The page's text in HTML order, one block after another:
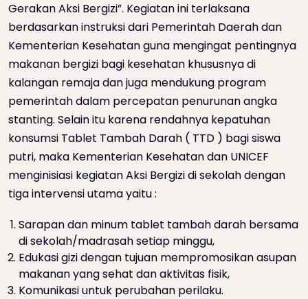
Gerakan Aksi Bergizi”. Kegiatan ini terlaksana
berdasarkan instruksi dari Pemerintah Daerah dan
Kementerian Kesehatan guna mengingat pentingnya
makanan bergizi bagi kesehatan khususnya di
kalangan remaja dan juga mendukung program
pemerintah dalam percepatan penurunan angka
stanting. Selain itu karena rendahnya kepatuhan
konsumsi Tablet Tambah Darah ( TTD ) bagi siswa
putri, maka Kementerian Kesehatan dan UNICEF
menginisiasi kegiatan Aksi Bergizi di sekolah dengan
tiga intervensi utama yaitu :
Sarapan dan minum tablet tambah darah bersama
di sekolah/madrasah setiap minggu,
Edukasi gizi dengan tujuan mempromosikan asupan
makanan yang sehat dan aktivitas fisik,
Komunikasi untuk perubahan perilaku.